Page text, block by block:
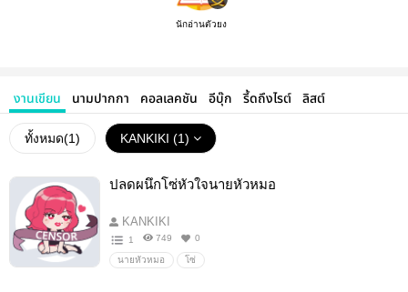
นักอ่านตัวยง
งานเขียน นามปากกา คอลเลคชัน อีบุ๊ก รี้ดถึงไรต์ ลิสต์
ทั้งหมด(1) KANKIKI (1)
ปลดผนึกโซ่หัวใจนายหัวหมอ
KANKIKI
1 749 0
นายหัวหมอ โซ่